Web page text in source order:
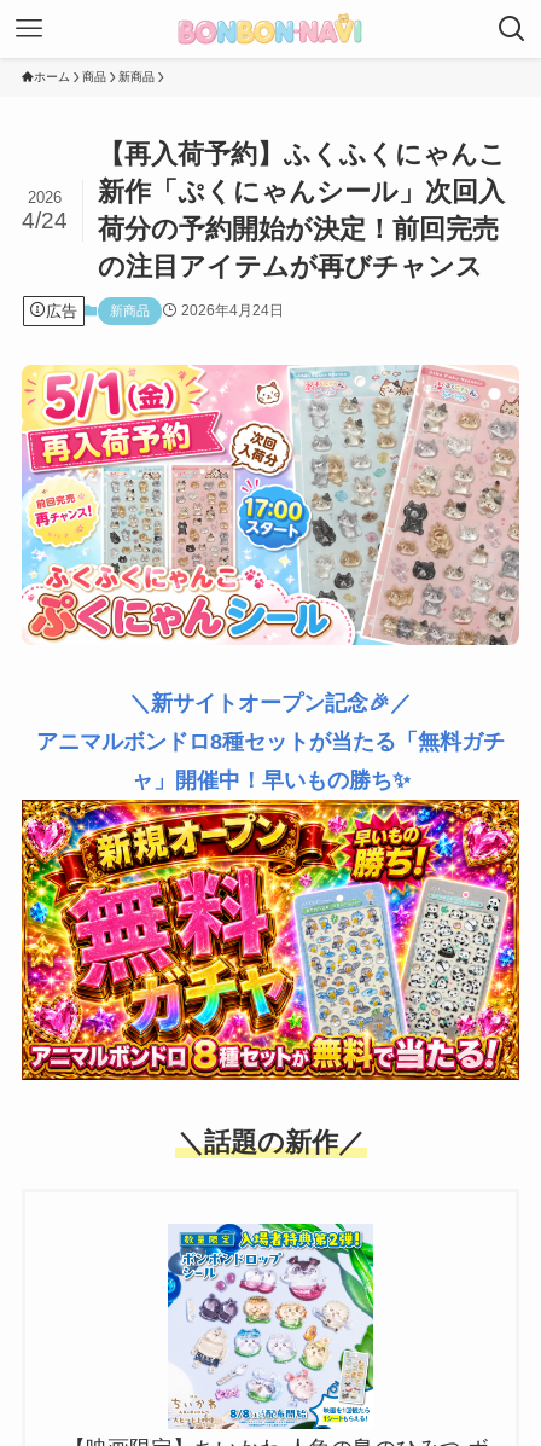
ホーム 商品 新商品
【再入荷予約】ふくふくにゃんこ
新作「ぷくにゃんシール」次回入
荷分の予約開始が決定！前回完売
の注目アイテムが再びチャンス
2026
4/24
広告 新商品 2026年4月24日
＼新サイトオープン記念🎉／
アニマルボンドロ8種セットが当たる「無料ガチ
ャ」開催中！早いもの勝ち✨
＼話題の新作／